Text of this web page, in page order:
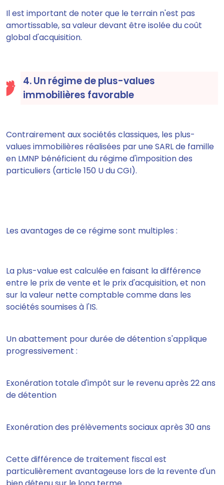
Il est important de noter que le terrain n'est pas
amortissable, sa valeur devant être isolée du coût
global d'acquisition.
4. Un régime de plus-values
immobilières favorable
Contrairement aux sociétés classiques, les plus-
values immobilières réalisées par une SARL de famille
en LMNP bénéficient du régime d'imposition des
particuliers (article 150 U du CGI).
Les avantages de ce régime sont multiples :
La plus-value est calculée en faisant la différence
entre le prix de vente et le prix d'acquisition, et non
sur la valeur nette comptable comme dans les
sociétés soumises à l'IS.
Un abattement pour durée de détention s'applique
progressivement :
Exonération totale d'impôt sur le revenu après 22 ans
de détention
Exonération des prélèvements sociaux après 30 ans
Cette différence de traitement fiscal est
particulièrement avantageuse lors de la revente d'un